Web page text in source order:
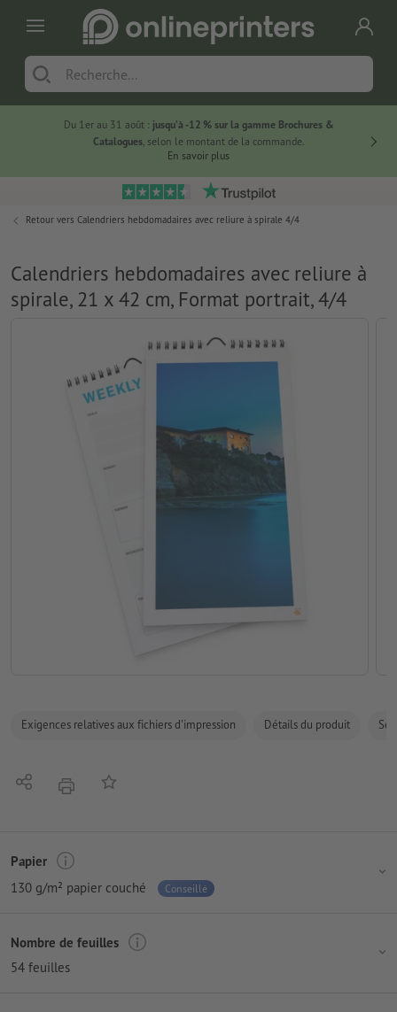
Du 1er au 31 août : jusqu’à -12 % sur la gamme Brochures &
Catalogues, selon le montant de la commande.
En savoir plus
Retour vers Calendriers hebdomadaires avec reliure à spirale 4/4
Calendriers hebdomadaires avec reliure à
spirale, 21 x 42 cm, Format portrait, 4/4
Exigences relatives aux fichiers d'impression Détails du produit
PartagerimprimerAjouter à liste d'article
Papier
130 g/m² papier couché
Conseillé
Nombre de feuilles
54 feuilles